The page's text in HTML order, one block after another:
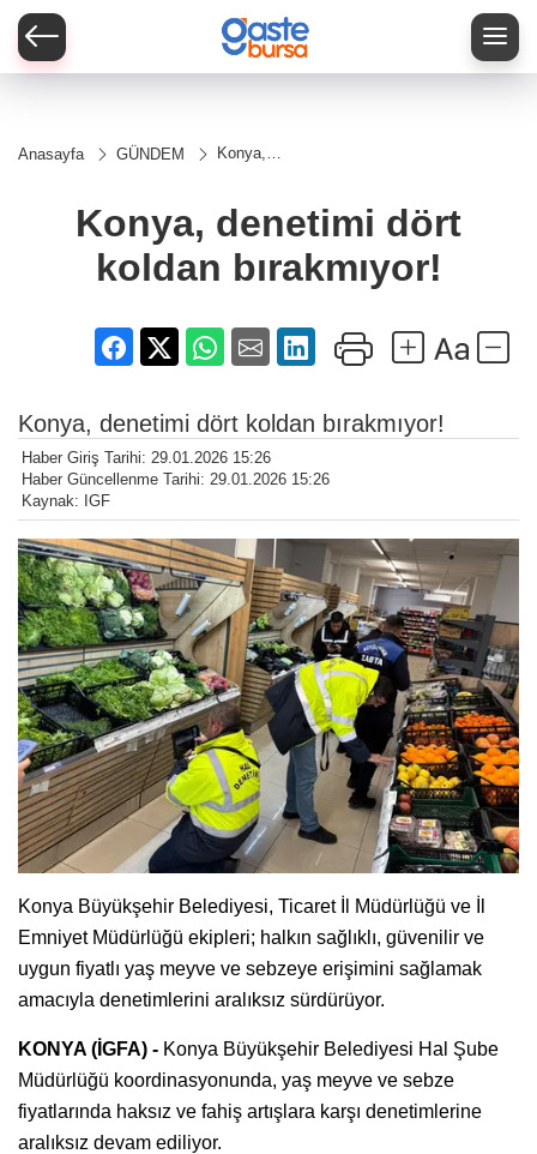
Anasayfa GÜNDEM
Konya,
bırakmıyor!
Konya, denetimi dört
koldan bırakmıyor!
Konya, denetimi dört koldan bırakmıyor!
Haber Giriş Tarihi: 29.01.2026 15:26
Haber Güncellenme Tarihi: 29.01.2026 15:26
Kaynak: IGF
Konya Büyükşehir Belediyesi, Ticaret İl Müdürlüğü ve İl
Emniyet Müdürlüğü ekipleri; halkın sağlıklı, güvenilir ve
uygun fiyatlı yaş meyve ve sebzeye erişimini sağlamak
amacıyla denetimlerini aralıksız sürdürüyor.
KONYA (İGFA) - Konya Büyükşehir Belediyesi Hal Şube
Müdürlüğü koordinasyonunda, yaş meyve ve sebze
fiyatlarında haksız ve fahiş artışlara karşı denetimlerine
aralıksız devam ediliyor.